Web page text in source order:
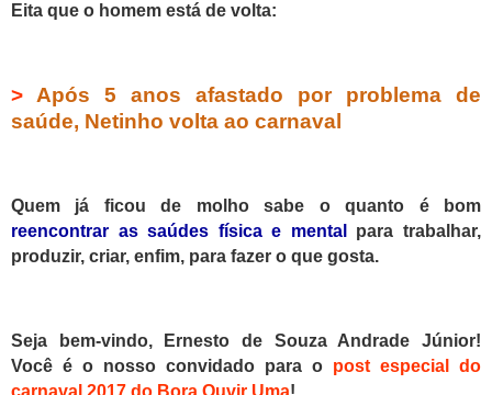
Eita que o homem está de volta:
> Após 5 anos afastado por problema de
saúde, Netinho volta ao carnaval
Quem já ficou de molho sabe o quanto é bom
reencontrar as saúdes física e mental
para trabalhar,
produzir, criar, enfim, para fazer o que gosta.
Seja bem-vindo, Ernesto de Souza Andrade Júnior!
Você é o nosso convidado para o post especial do
carnaval 2017 do Bora Ouvir Uma!